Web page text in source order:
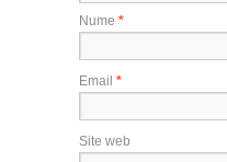
Nume *
Email *
Site web